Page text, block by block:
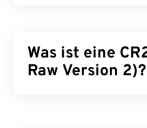
Was ist eine
Raw Version 2)?